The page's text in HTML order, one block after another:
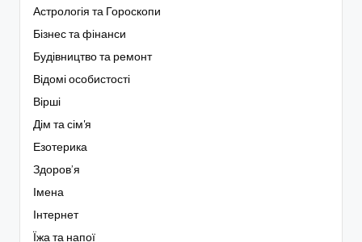
Астрологія та Гороскопи
Бізнес та фінанси
Будівництво та ремонт
Відомі особистості
Вірші
Дім та сім'я
Езотерика
Здоров’я
Імена
Інтернет
Їжа та напої